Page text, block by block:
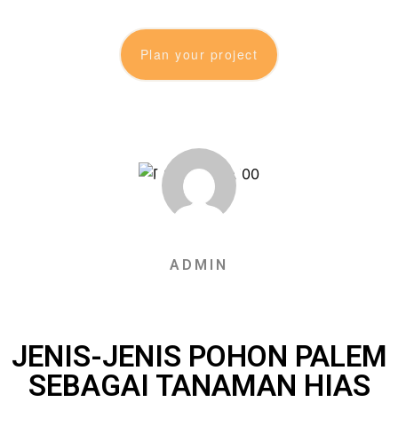
Plan your project
ADMIN
JENIS-JENIS POHON PALEM
SEBAGAI TANAMAN HIAS